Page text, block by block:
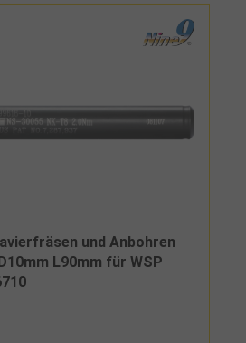
und Anbohren
L90mm für WSP